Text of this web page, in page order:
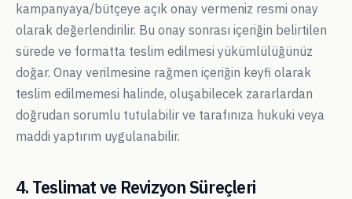
kampanyaya/bütçeye açık onay vermeniz resmi onay
olarak değerlendirilir. Bu onay sonrası içeriğin belirtilen
sürede ve formatta teslim edilmesi yükümlülüğünüz
doğar. Onay verilmesine rağmen içeriğin keyfi olarak
teslim edilmemesi halinde, oluşabilecek zararlardan
doğrudan sorumlu tutulabilir ve tarafınıza hukuki veya
maddi yaptırım uygulanabilir.
4. Teslimat ve Revizyon Süreçleri